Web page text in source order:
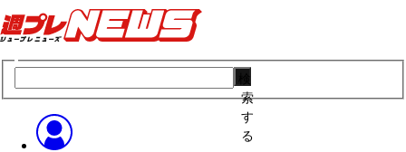
索
す
る